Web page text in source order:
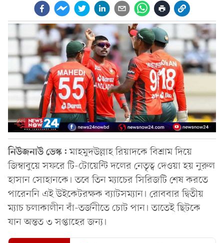
নিউজনাউ ডেস্ক:মাহমুদউল্লাহ রিয়াদকে বিশ্রাম দিয়ে
জিম্বাবুয়ে সফরে টি-টোয়েন্টি দলের নেতৃত্ব দেওয়া হয় নুরুল
হাসান সোহানকে। তবে তিন ম্যাচের সিরিজটি শেষ করতে
পারেননি এই উইকেটরক্ষক ব্যাটসম্যান। রোববার দ্বিতীয়
ম্যাচ চলাকালীন বাঁ-তর্জনীতে চোট পান। তাতেই ছিটকে
যান অন্তত ৩ সপ্তাহের জন্য।